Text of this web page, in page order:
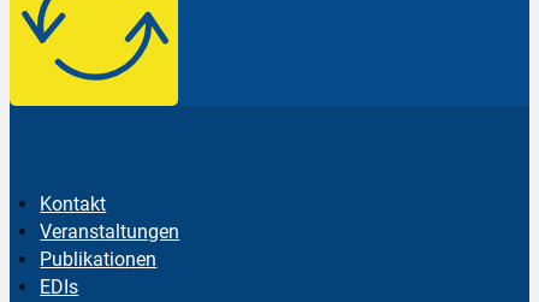
Kontakt
Veranstaltungen
Publikationen
EDIs